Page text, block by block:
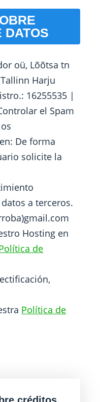
DATOS
oü, Lõõtsa tn
Harju
16255535 |
el Spam
De forma
solicite la
a terceros.
Hosting en
de
Política de